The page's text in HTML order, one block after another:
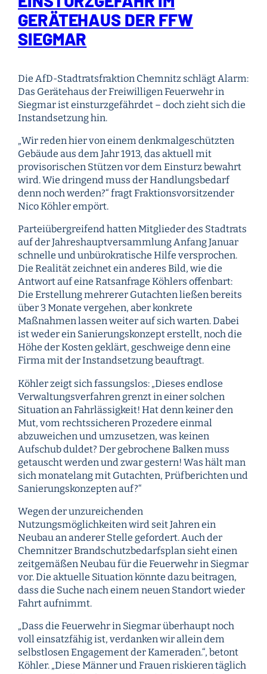
GERÄTEHAUS DER FFW
SIEGMAR
Die AfD-Stadtratsfraktion Chemnitz schlägt Alarm:
Das Gerätehaus der Freiwilligen Feuerwehr in
Siegmar ist einsturzgefährdet – doch zieht sich die
Instandsetzung hin.
„Wir reden hier von einem denkmalgeschützten
Gebäude aus dem Jahr 1913, das aktuell mit
provisorischen Stützen vor dem Einsturz bewahrt
wird. Wie dringend muss der Handlungsbedarf
denn noch werden?“ fragt Fraktionsvorsitzender
Nico Köhler empört.
Parteiübergreifend hatten Mitglieder des Stadtrats
auf der Jahreshauptversammlung Anfang Januar
schnelle und unbürokratische Hilfe versprochen.
Die Realität zeichnet ein anderes Bild, wie die
Antwort auf eine Ratsanfrage Köhlers offenbart:
Die Erstellung mehrerer Gutachten ließen bereits
über 3 Monate vergehen, aber konkrete
Maßnahmen lassen weiter auf sich warten. Dabei
ist weder ein Sanierungskonzept erstellt, noch die
Höhe der Kosten geklärt, geschweige denn eine
Firma mit der Instandsetzung beauftragt.
Köhler zeigt sich fassungslos: „Dieses endlose
Verwaltungsverfahren grenzt in einer solchen
Situation an Fahrlässigkeit! Hat denn keiner den
Mut, vom rechtssicheren Prozedere einmal
abzuweichen und umzusetzen, was keinen
Aufschub duldet? Der gebrochene Balken muss
getauscht werden und zwar gestern! Was hält man
sich monatelang mit Gutachten, Prüfberichten und
Sanierungskonzepten auf?“
Wegen der unzureichenden
Nutzungsmöglichkeiten wird seit Jahren ein
Neubau an anderer Stelle gefordert. Auch der
Chemnitzer Brandschutzbedarfsplan sieht einen
zeitgemäßen Neubau für die Feuerwehr in Siegmar
vor. Die aktuelle Situation könnte dazu beitragen,
dass die Suche nach einem neuen Standort wieder
Fahrt aufnimmt.
„Dass die Feuerwehr in Siegmar überhaupt noch
voll einsatzfähig ist, verdanken wir allein dem
selbstlosen Engagement der Kameraden.“, betont
Köhler. „Diese Männer und Frauen riskieren täglich